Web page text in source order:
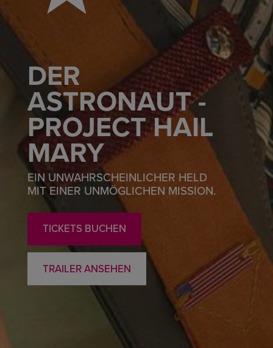
DER
ASTRONAUT -
PROJECT HAIL
MARY
EIN UNWAHRSCHEINLICHER HELD
MIT EINER UNMÖGLICHEN MISSION.
TICKETS BUCHEN
TRAILER ANSEHEN